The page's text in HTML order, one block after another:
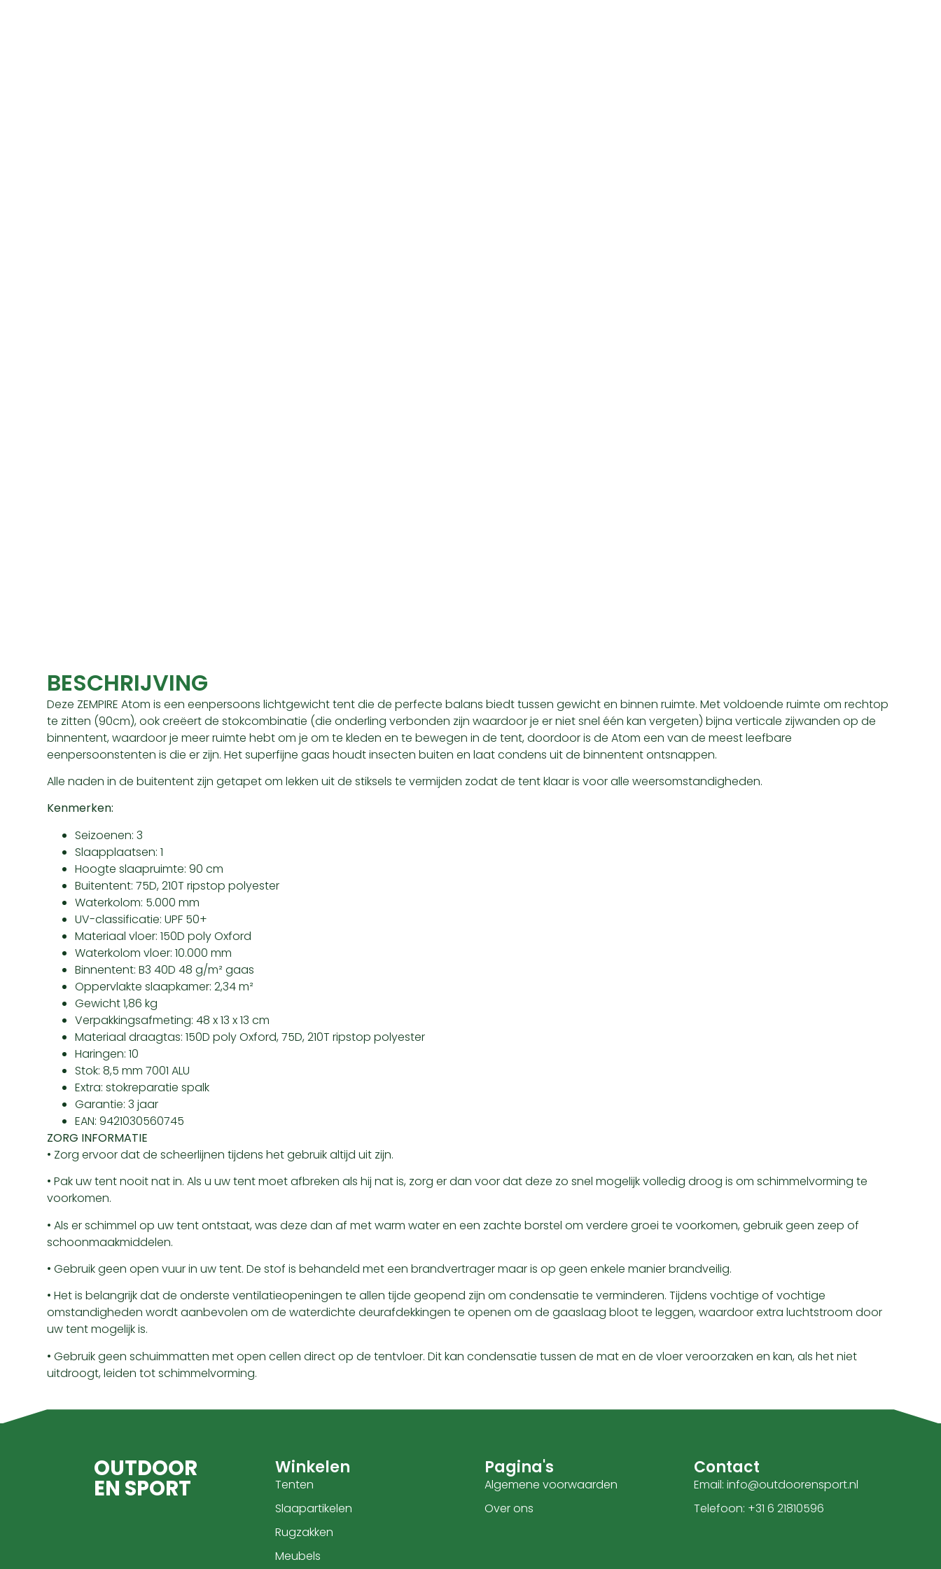
BESCHRIJVING
Deze ZEMPIRE Atom is een eenpersoons lichtgewicht tent die de perfecte balans biedt tussen gewicht en binnen ruimte. Met voldoende ruimte om rechtop
te zitten (90cm), ook creëert de stokcombinatie (die onderling verbonden zijn waardoor je er niet snel één kan vergeten) bijna verticale zijwanden op de
binnentent, waardoor je meer ruimte hebt om je om te kleden en te bewegen in de tent, doordoor is de Atom een van de meest leefbare
eenpersoonstenten is die er zijn. Het superfijne gaas houdt insecten buiten en laat condens uit de binnentent ontsnappen.
Alle naden in de buitentent zijn getapet om lekken uit de stiksels te vermijden zodat de tent klaar is voor alle weersomstandigheden.
Kenmerken:
Seizoenen: 3
Slaapplaatsen: 1
Hoogte slaapruimte: 90 cm
Buitentent: 75D, 210T ripstop polyester
Waterkolom: 5.000 mm
UV-classificatie: UPF 50+
Materiaal vloer: 150D poly Oxford
Waterkolom vloer: 10.000 mm
Binnentent: B3 40D 48 g/m² gaas
Oppervlakte slaapkamer: 2,34 m²
Gewicht 1,86 kg
Verpakkingsafmeting: 48 x 13 x 13 cm
Materiaal draagtas: 150D poly Oxford, 75D, 210T ripstop polyester
Haringen: 10
Stok: 8,5 mm 7001 ALU
Extra: stokreparatie spalk
Garantie: 3 jaar
EAN: 9421030560745
ZORG INFORMATIE
• Zorg ervoor dat de scheerlijnen tijdens het gebruik altijd uit zijn.
• Pak uw tent nooit nat in. Als u uw tent moet afbreken als hij nat is, zorg er dan voor dat deze zo snel mogelijk volledig droog is om schimmelvorming te
voorkomen.
• Als er schimmel op uw tent ontstaat, was deze dan af met warm water en een zachte borstel om verdere groei te voorkomen, gebruik geen zeep of
schoonmaakmiddelen.
• Gebruik geen open vuur in uw tent. De stof is behandeld met een brandvertrager maar is op geen enkele manier brandveilig.
• Het is belangrijk dat de onderste ventilatieopeningen te allen tijde geopend zijn om condensatie te verminderen. Tijdens vochtige of vochtige
omstandigheden wordt aanbevolen om de waterdichte deurafdekkingen te openen om de gaaslaag bloot te leggen, waardoor extra luchtstroom door
uw tent mogelijk is.
• Gebruik geen schuimmatten met open cellen direct op de tentvloer. Dit kan condensatie tussen de mat en de vloer veroorzaken en kan, als het niet
uitdroogt, leiden tot schimmelvorming.
OUTDOOR
EN SPORT
Winkelen
Tenten
Slaapartikelen
Rugzakken
Meubels
Pagina's
Algemene voorwaarden
Over ons
Contact
Email: info@outdoorensport.nl
Telefoon: +31 6 21810596